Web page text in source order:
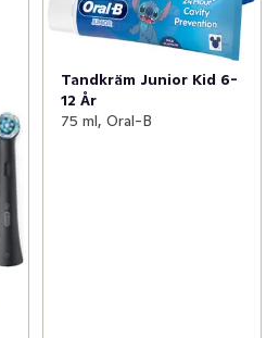
Tandkräm Junior Kid 6-
12 År
75 ml, Oral-B